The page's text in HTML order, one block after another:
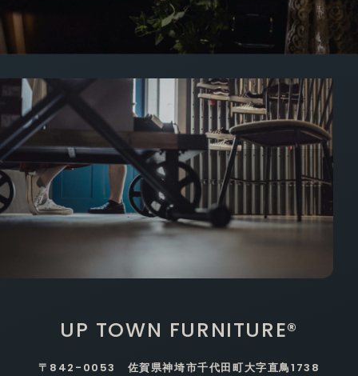
UP TOWN FURNITURE®
〒842-0053 佐賀県神埼市千代田町大字直鳥1738